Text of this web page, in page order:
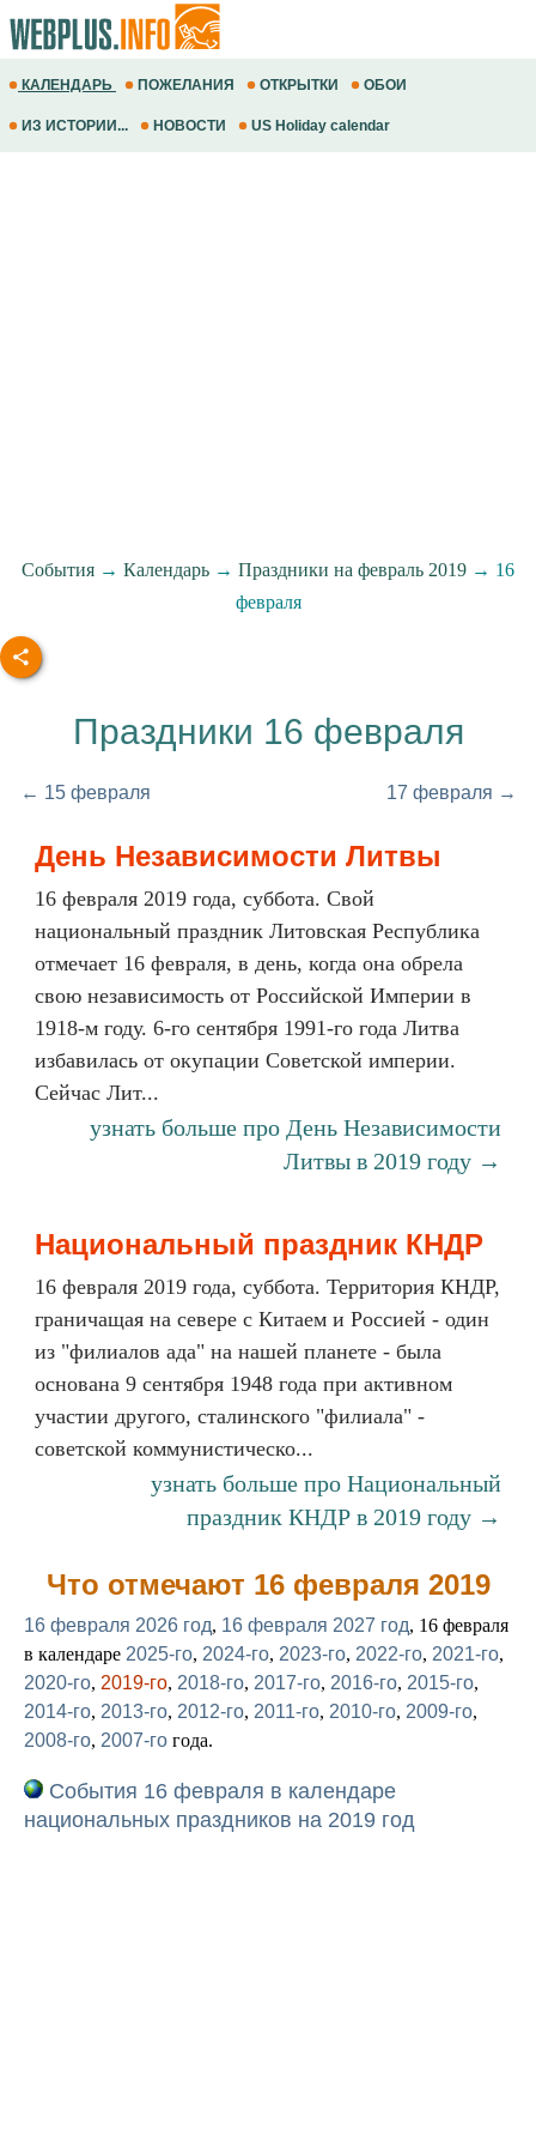
КАЛЕНДАРЬ ПОЖЕЛАНИЯ ОТКРЫТКИ ОБОИ
ИЗ ИСТОРИИ... НОВОСТИ US Holiday calendar
События → Календарь → Праздники на февраль 2019 → 16
февраля
Праздники 16 февраля
← 15 февраля 17 февраля →
День Независимости Литвы
16 февраля 2019 года, суббота. Свой
национальный праздник Литовская Республика
отмечает 16 февраля, в день, когда она обрела
свою независимость от Российской Империи в
1918-м году. 6-го сентября 1991-го года Литва
избавилась от окупации Советской империи.
Сейчас Лит...
узнать больше про День Независимости
Литвы в 2019 году →
Национальный праздник КНДР
16 февраля 2019 года, суббота. Территория КНДР,
граничащая на севере с Китаем и Россией - один
из "филиалов ада" на нашей планете - была
основана 9 сентября 1948 года при активном
участии другого, сталинского "филиала" -
советской коммунистическо...
узнать больше про Национальный
праздник КНДР в 2019 году →
Что отмечают 16 февраля 2019
16 февраля 2026 год, 16 февраля 2027 год, 16 февраля
в календаре 2025-го, 2024-го, 2023-го, 2022-го, 2021-го,
2020-го, 2019-го, 2018-го, 2017-го, 2016-го, 2015-го,
2014-го, 2013-го, 2012-го, 2011-го, 2010-го, 2009-го,
2008-го, 2007-го года.
События 16 февраля в календаре
национальных праздников на 2019 год